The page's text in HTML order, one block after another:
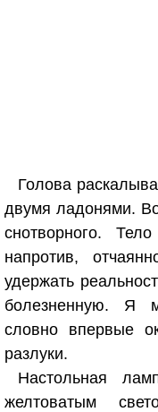
Голова
двумя ладонями.
снотворного.
напротив,
удержать
болезненную. Я
словно впервые
разлуки.
Настольная
желтоватым